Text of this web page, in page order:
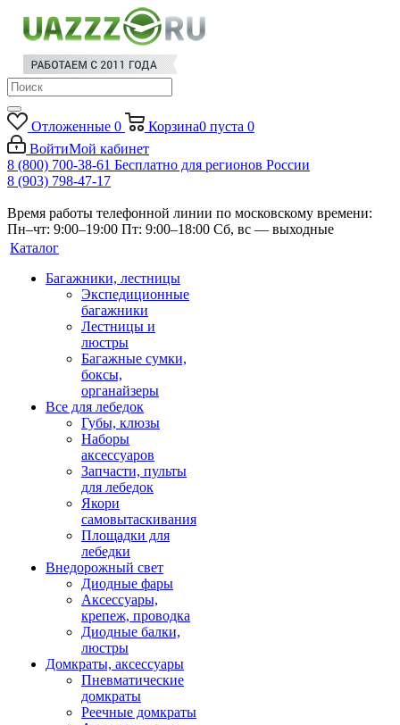
Отложенные 0 Корзина0 пуста 0
ВойтиМой кабинет
8 (800) 700-38-61 Бесплатно для регионов России
8 (903) 798-47-17
Время работы телефонной линии по московскому времени:
Пн–чт: 9:00–19:00 Пт: 9:00–18:00 Сб, вс — выходные
Каталог
Багажники, лестницы
Экспедиционные
багажники
Лестницы и
люстры
Багажные сумки,
боксы,
органайзеры
Все для лебедок
Губы, клюзы
Наборы
аксессуаров
Запчасти, пульты
для лебедок
Якори
самовытаскивания
Площадки для
лебедки
Внедорожный свет
Диодные фары
Аксессуары,
крепеж, проводка
Диодные балки,
люстры
Домкраты, аксессуары
Пневматические
домкраты
Реечные домкраты